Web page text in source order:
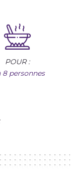
POUR :
8 personnes